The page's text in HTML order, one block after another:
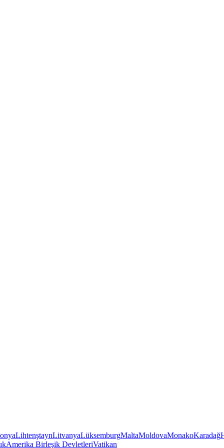
LihtenştaynLitvanyaLüksemburgMaltaMoldovaMonakoKaradağ
Amerika Birleşik DevletleriVatikan